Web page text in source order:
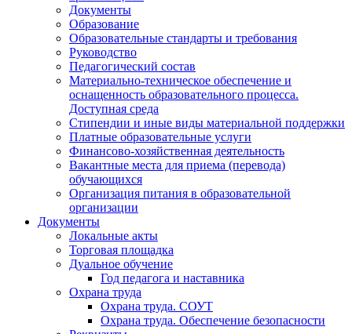
Документы
Образование
Образовательные стандарты и требования
Руководство
Педагогический состав
Материально-техническое обеспечение и
оснащенность образовательного процесса.
Доступная среда
Стипендии и иные виды материальной поддержки
Платные образовательные услуги
Финансово-хозяйственная деятельность
Вакантные места для приема (перевода)
обучающихся
Организация питания в образовательной
организации
Документы
Локальные акты
Торговая площадка
Дуальное обучение
Год педагога и наставника
Охрана труда
Охрана труда. СОУТ
Охрана труда. Обеспечение безопасности